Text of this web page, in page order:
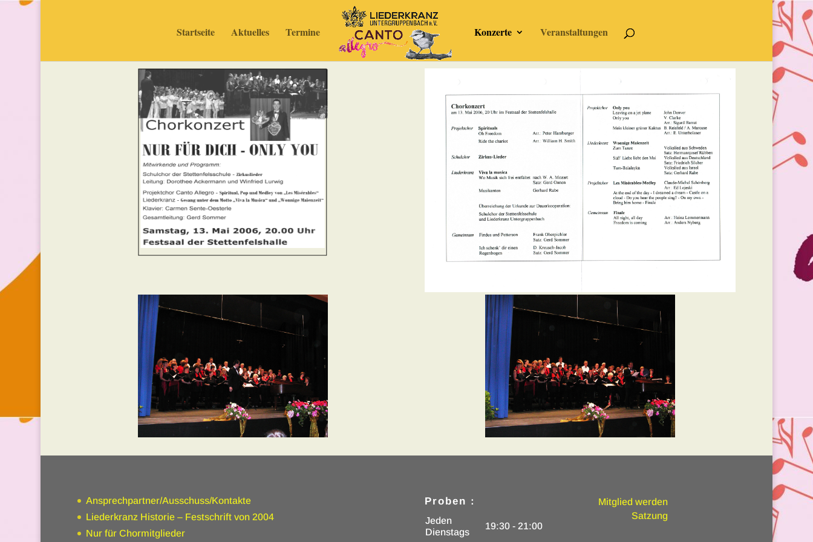
Startseite Aktuelles Termine Konzerte Veranstaltungen
Ansprechpartner/Ausschuss/Kontakte
Liederkranz Historie – Festschrift von 2004
Nur für Chormitglieder
Proben :
Jeden
Dienstags
19:30 - 21:00
Mitglied werden
Satzung